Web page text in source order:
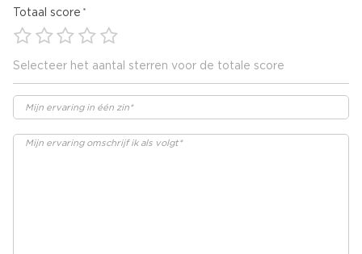
Totaal score
Selecteer het aantal sterren voor de totale score